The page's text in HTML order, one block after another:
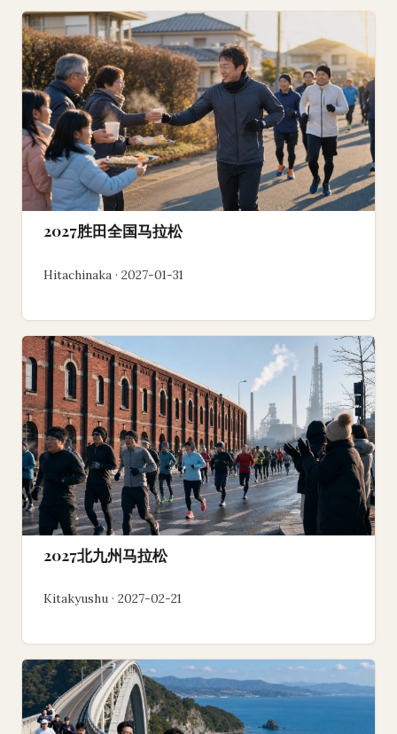
2027胜田全国马拉松
Hitachinaka · 2027-01-31
2027北九州马拉松
Kitakyushu · 2027-02-21